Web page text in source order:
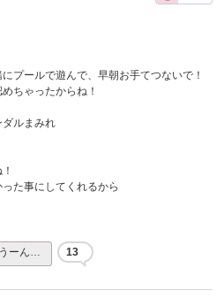
プールで遊んで、早朝お手てつないで！
ちゃったからね！
ダルまみれ
た事にしてくれるから
うーん… 13